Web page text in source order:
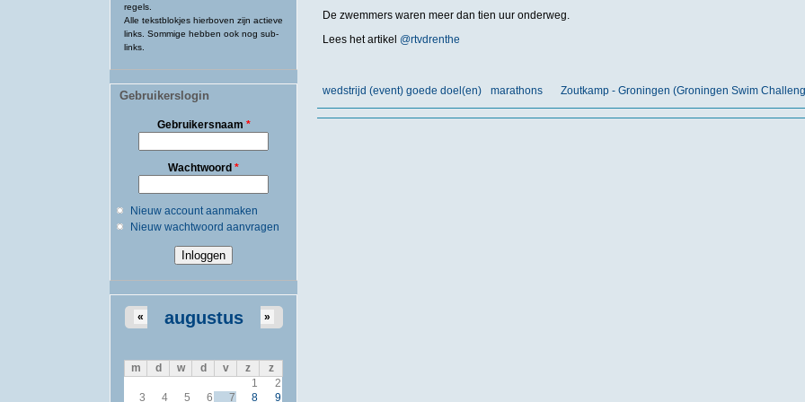
regels.
Alle tekstblokjes hierboven zijn actieve
links. Sommige hebben ook nog sub-
links.
Gebruikerslogin
Gebruikersnaam *
Wachtwoord *
Nieuw account aanmaken
Nieuw wachtwoord aanvragen
augustus
« »
m d w d v z
z
1
2
3
4 5 6 7 8
9
De zwemmers waren meer dan tien uur onderweg.
Lees het artikel @rtvdrenthe
wedstrijd (event) goede doel(en) marathons Zoutkamp - Groningen (Groningen Swim